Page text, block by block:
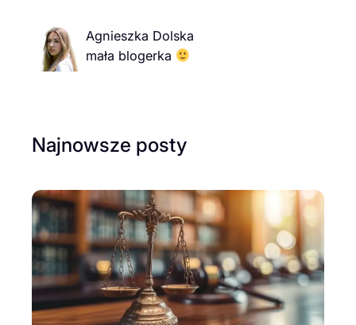
Agnieszka Dolska
mała blogerka
Najnowsze posty